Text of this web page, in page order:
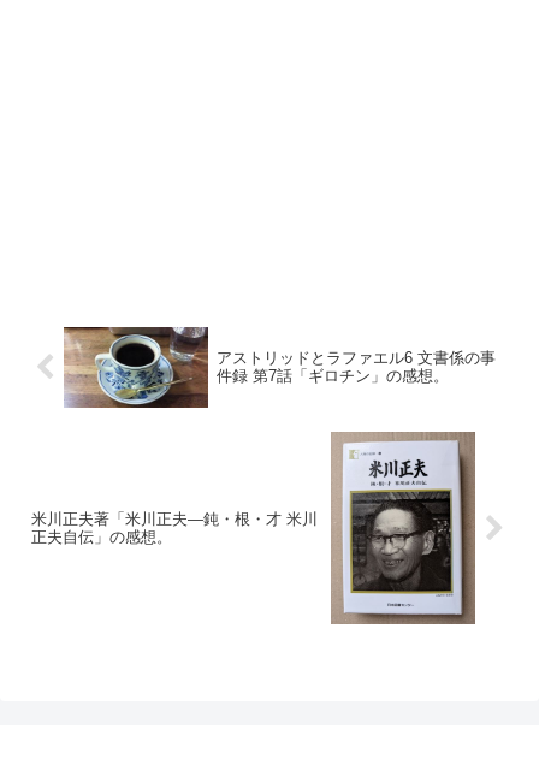
アストリッドとラファエル6 文書係の事
件録 第7話「ギロチン」の感想。
米川正夫著「米川正夫―鈍・根・才 米川
正夫自伝」の感想。